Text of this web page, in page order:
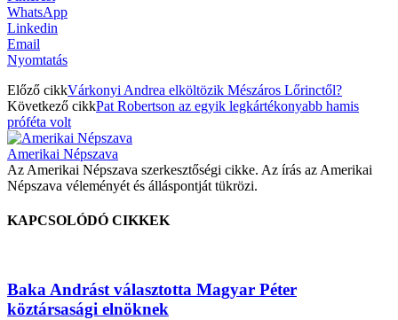
WhatsApp
Linkedin
Email
Nyomtatás
Előző cikkVárkonyi Andrea elköltözik Mészáros Lőrinctől?
Következő cikkPat Robertson az egyik legkártékonyabb hamis
próféta volt
Amerikai Népszava
Az Amerikai Népszava szerkesztőségi cikke. Az írás az Amerikai
Népszava véleményét és álláspontját tükrözi.
KAPCSOLÓDÓ CIKKEK
Baka Andrást választotta Magyar Péter
köztársasági elnöknek